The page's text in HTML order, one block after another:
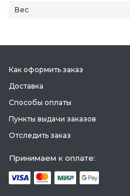
Вес
Как оформить заказ
Доставка
Способы оплаты
Пункты выдачи заказов
Отследить заказ
Принимаем к оплате:
Магадан
Магас
Магнитогорск
Махачкала
Междуреченск